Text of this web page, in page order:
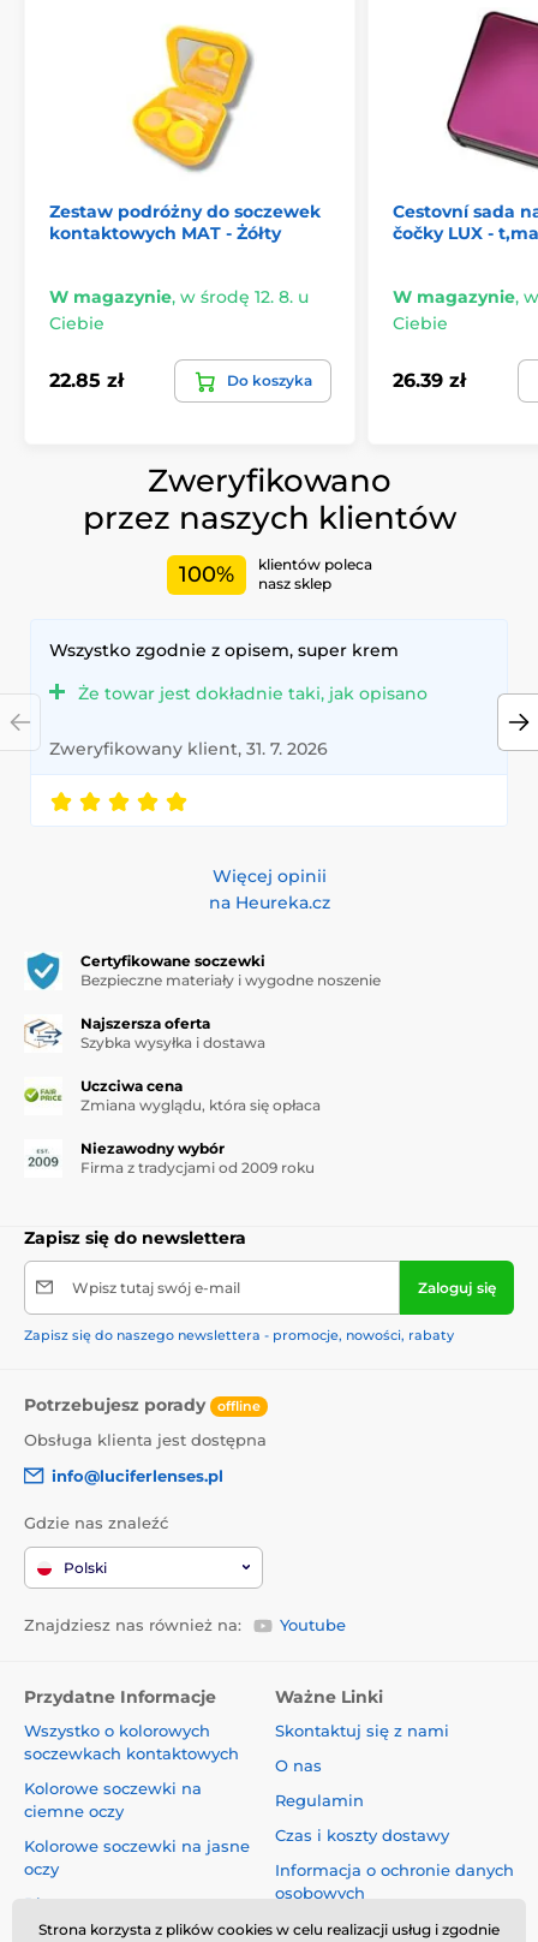
Zestaw podróżny do soczewek
kontaktowych MAT - Żółty
W magazynie, w środę 12. 8. u
Ciebie
22.85 zł Do koszyka
Cestovní sada
čočky LUX -
W magazynie,
Ciebie
26.39 zł
Zweryfikowano
przez naszych klientów
100%
klientów poleca
nasz sklep
Wszystko zgodnie z opisem, super krem
Że towar jest dokładnie taki, jak opisano
Zweryfikowany klient, 31. 7. 2026
Więcej opinii
na Heureka.cz
Certyfikowane soczewki
Bezpieczne materiały i wygodne noszenie
Najszersza oferta
Szybka wysyłka i dostawa
Uczciwa cena
Zmiana wyglądu, która się opłaca
Niezawodny wybór
Firma z tradycjami od 2009 roku
Zapisz się do newslettera
Wpisz tutaj swój e-mail Zaloguj się
Zapisz się do naszego newslettera - promocje, nowości, rabaty
Potrzebujesz porady offline
Obsługa klienta jest dostępna
info@luciferlenses.pl
Gdzie nas znaleźć
Polski
Znajdziesz nas również na: Youtube
Przydatne Informacje
Wszystko o kolorowych
soczewkach kontaktowych
Kolorowe soczewki na
ciemne oczy
Kolorowe soczewki na jasne
oczy
Blog
Ważne Linki
Skontaktuj się z nami
O nas
Regulamin
Czas i koszty dostawy
Informacja o ochronie danych
osobowych
Reklamacje i Odstąpienie od
Strona korzysta z plików cookies w celu realizacji usług i zgodnie